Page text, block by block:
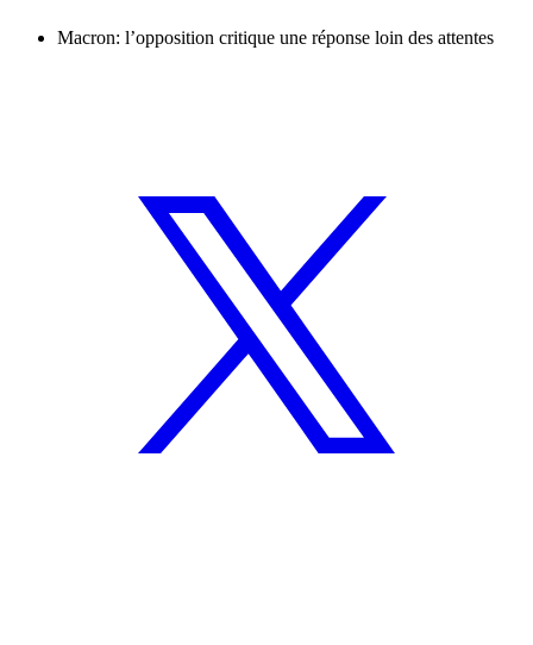
Macron: l’opposition critique une réponse loin des attentes